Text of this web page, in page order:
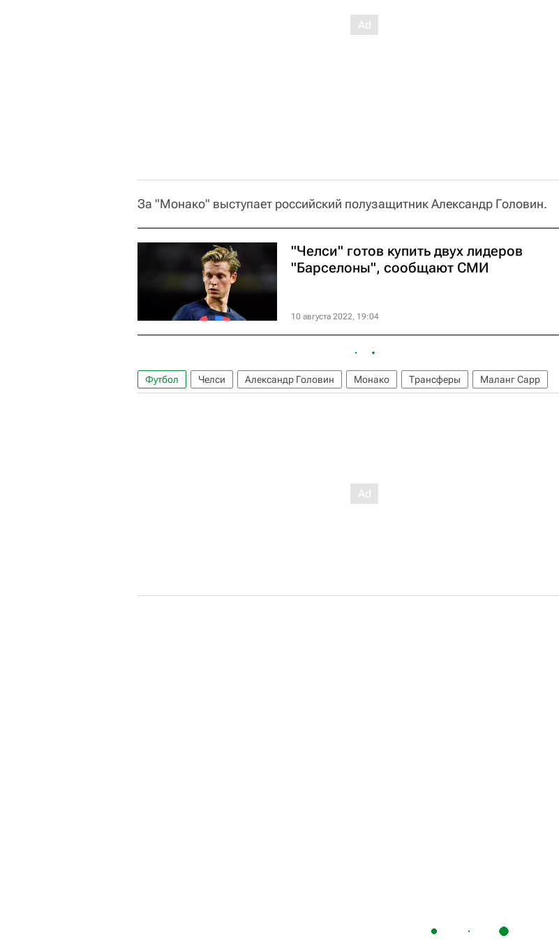
За "Монако" выступает российский полузащитник Александр Головин.
"Челси" готов купить двух лидеров
"Барселоны", сообщают СМИ
10 августа 2022, 19:04
Футбол Челси Александр Головин Монако Трансферы Маланг Сарр